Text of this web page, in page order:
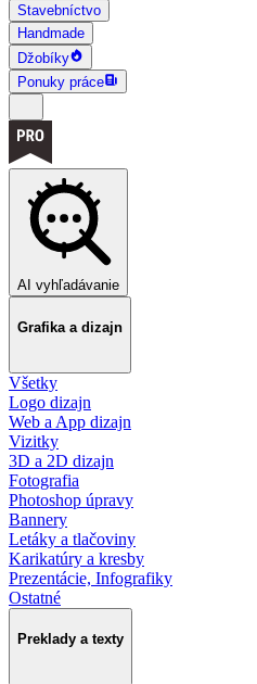
Stavebníctvo
Handmade
Džobíky
Ponuky práce
AI vyhľadávanie
Grafika a dizajn
Všetky
Logo dizajn
Web a App dizajn
Vizitky
3D a 2D dizajn
Fotografia
Photoshop úpravy
Bannery
Letáky a tlačoviny
Karikatúry a kresby
Prezentácie, Infografiky
Ostatné
Preklady a texty